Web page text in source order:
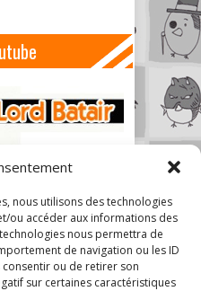
nous utilisons des technologies
ou accéder aux informations des
nous permettra de
de navigation ou les ID
consentir ou de retirer son
sur certaines caractéristiques